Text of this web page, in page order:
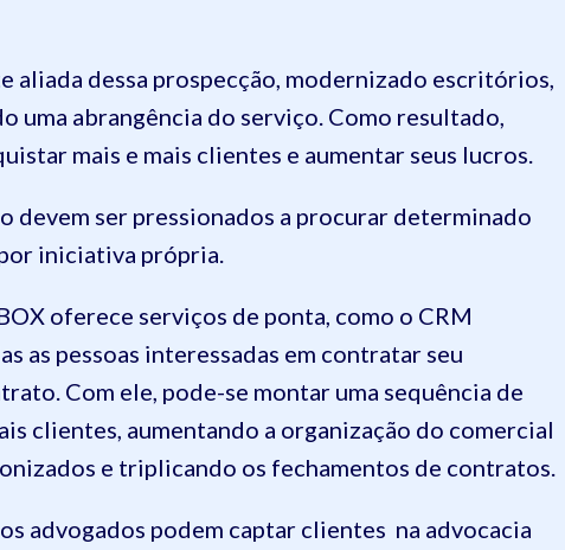
aliada dessa prospecção, modernizado escritórios,
uma abrangência do serviço. Como resultado,
mais e mais clientes e aumentar seus lucros.
devem ser pressionados a procurar determinado
iniciativa própria.
oferece serviços de ponta, como o CRM
as pessoas interessadas em contratar seu
Com ele, pode-se montar uma sequência de
clientes, aumentando a organização do comercial
e triplicando os fechamentos de contratos.
advogados podem captar clientes na advocacia